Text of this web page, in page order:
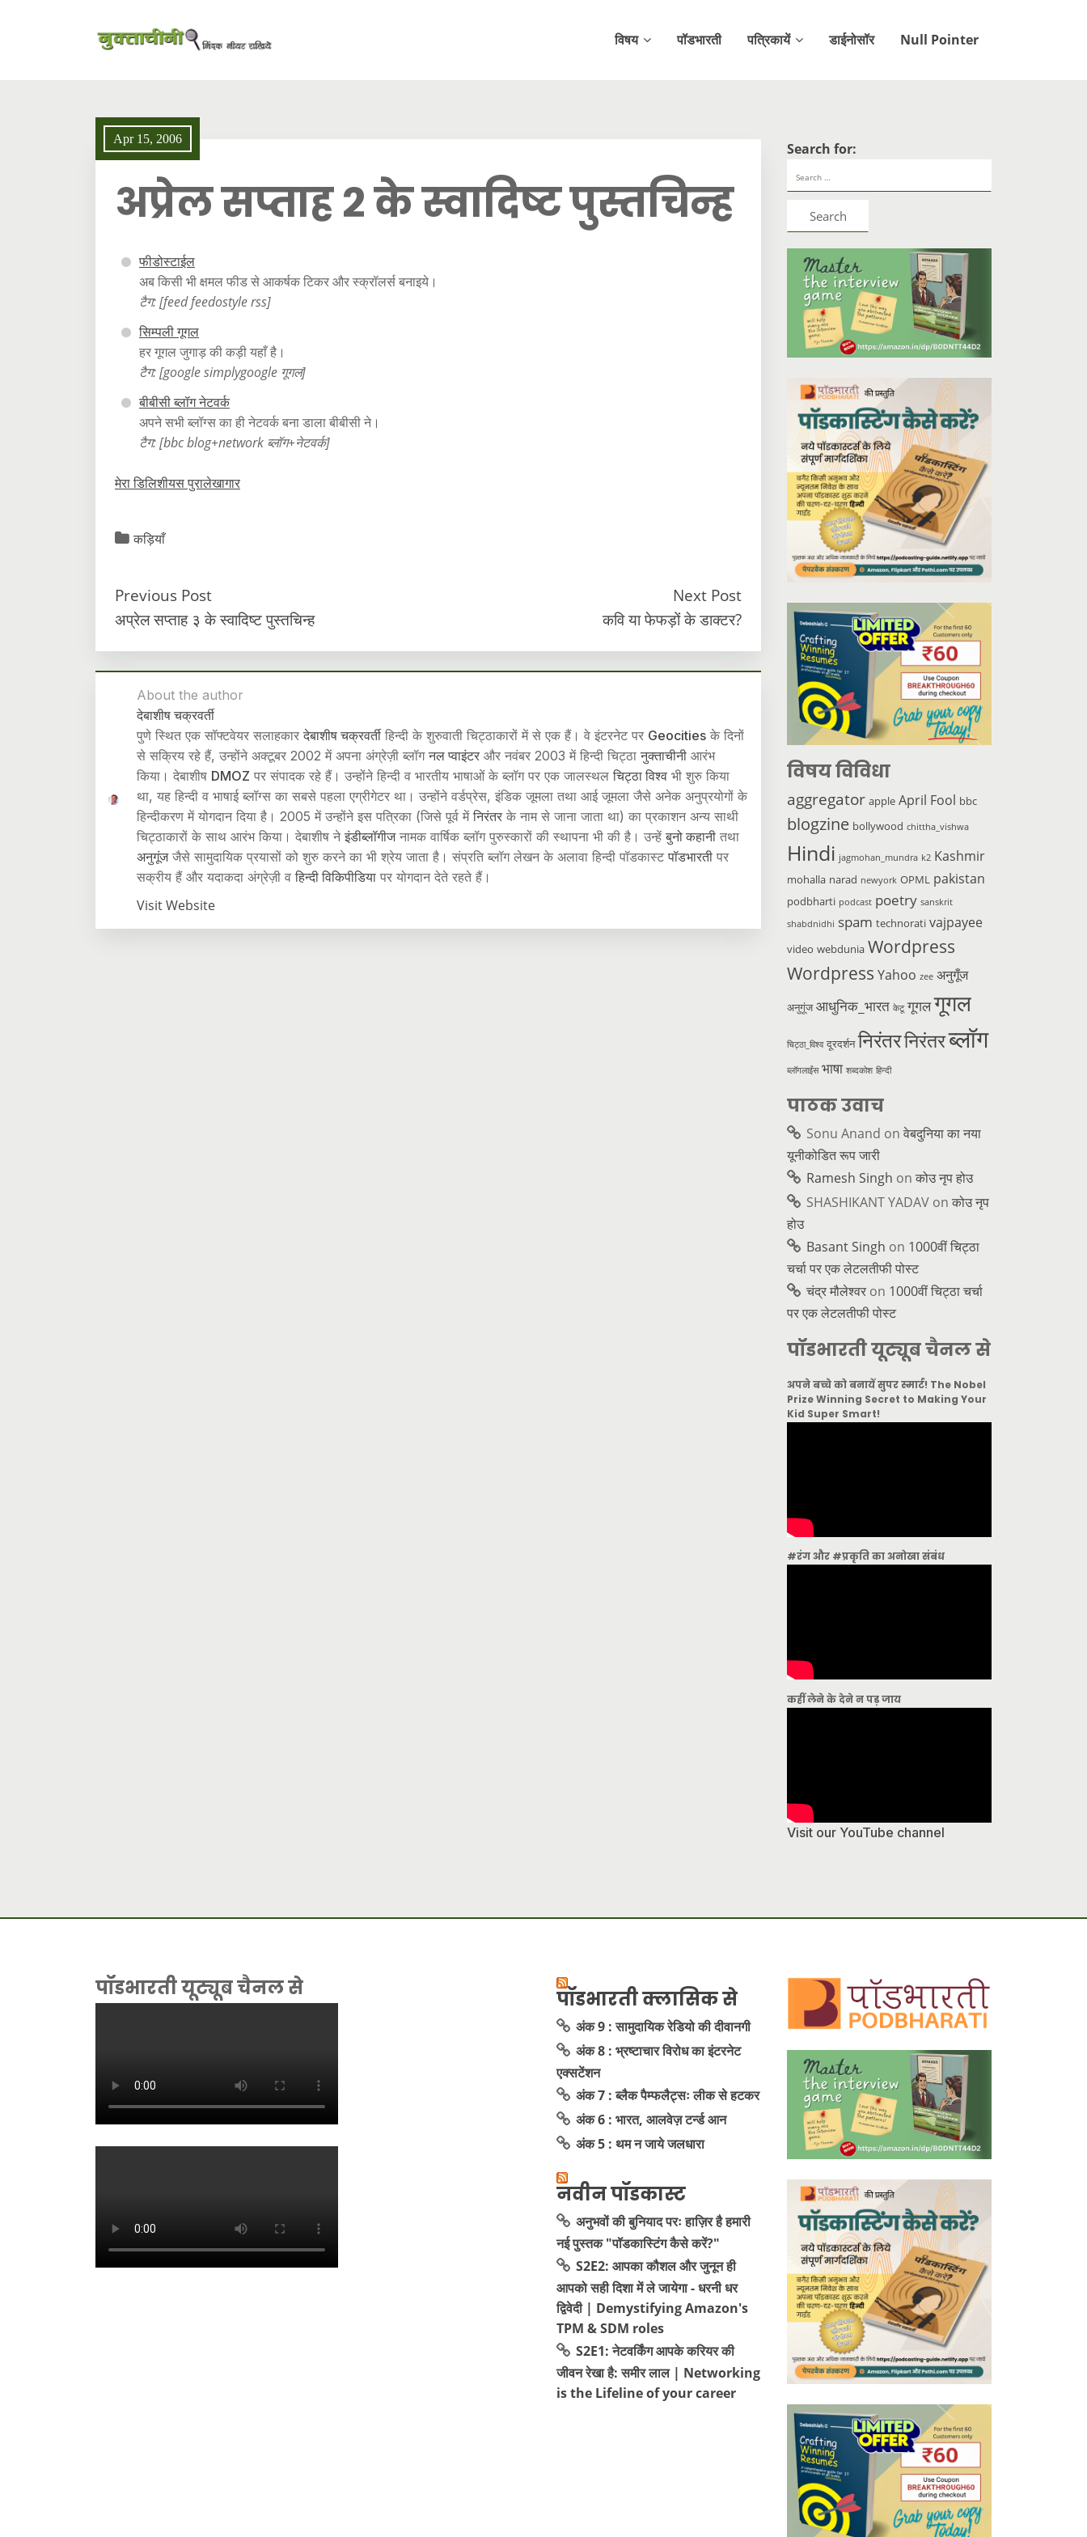
विषय पॉडभारती पत्रिकायें डाईनोसॉर Null Pointer
Apr 15, 2006
अप्रेल सप्ताह २ के स्वादिष्ट पुस्तचिन्ह
फीडोस्टाईल
अब किसी भी क्षमल फीड से आकर्षक टिकर और स्क्रॉलर्स बनाइये।
टैग: [feed feedostyle rss]
सिम्पली गूगल
हर गूगल जुगाड़ की कड़ी यहाँ है।
टैग: [google simplygoogle गूगल]
बीबीसी ब्लॉग नेटवर्क
अपने सभी ब्लॉग्स का ही नेटवर्क बना डाला बीबीसी ने।
टैग: [bbc blog+network ब्लॉग+नेटवर्क]
मेरा डिलिशीयस पुरालेखागार
कड़ियाँ
Previous Post
अप्रेल सप्ताह ३ के स्वादिष्ट पुस्तचिन्ह
Next Post
कवि या फेफड़ों के डाक्टर?
About the author
देबाशीष चक्रवर्ती
पुणे स्थित एक सॉफ्टवेयर सलाहकारदेबाशीष चक्रवर्ती हिन्दी के शुरुवाती चिट्ठाकारों में से एक हैं। वे इंटरनेट पर Geocities के दिनों
से सक्रिय रहे हैं, उन्होंने अक्टूबर 2002 में अपना अंग्रेज़ी ब्लॉगनल प्वाइंटर और नवंबर 2003 में हिन्दी चिट्ठानुक्ताचीनी आरंभ
किया। देबाशीष DMOZ पर संपादक रहे हैं। उन्होंने हिन्दी व भारतीय भाषाओं के ब्लॉग पर एक जालस्थलचिट्ठा विश्व भी शुरु किया
था, यह हिन्दी व भाषाई ब्लॉग्स का सबसे पहला एग्रीगेटर था। उन्होंने वर्डप्रेस, इंडिक जूमला तथा आई जूमला जैसे अनेक अनुप्रयोगों के
हिन्दीकरण में योगदान दिया है। 2005 में उन्होंने इस पत्रिका (जिसे पूर्व मेंनिरंतर के नाम से जाना जाता था) का प्रकाशन अन्य साथी
चिट्ठाकारों के साथ आरंभ किया। देबाशीष नेइंडीब्लॉगीजनामक वार्षिक ब्लॉग पुरुस्कारों की स्थापना भी की है। उन्हेंबुनो कहानी तथा
अनुगूंजजैसे सामुदायिक प्रयासों को शुरु करने का भी श्रेय जाता है। संप्रति ब्लॉग लेखन के अलावा हिन्दी पॉडकास्टपॉडभारती पर
सक्रीय हैं और यदाकदा अंग्रेज़ी वहिन्दी विकिपीडिया पर योगदान देते रहते हैं।
Visit Website
Search for:
विषय विविधा
aggregator apple April Fool bbc
blogzine bollywood chittha_vishwa
Hindi jagmohan_mundra k2 Kashmir
mohalla narad newyork OPML pakistan
podbharti podcast poetry sanskrit
shabdnidhi spam technorati vajpayee
video webdunia Wordpress
Wordpress Yahoo zee अनुगूँज
अनुगूंज आधुनिक_भारत केटू गूगलगूगल
चिट्ठा_विश्व दूरदर्शन निरंतरनिरंतरब्लॉग
ब्लॉगलाईंस भाषा शब्दकोश हिन्दी
पाठक उवाच
Sonu Anand on वेबदुनिया का नया
यूनीकोडित रूप जारी
Ramesh Singh on कोउ नृप होउ
SHASHIKANT YADAV on कोउ नृप
होउ
Basant Singh on 1000वीं चिट्ठा
चर्चा पर एक लेटलतीफी पोस्ट
चंद्र मौलेश्वर on 1000वीं चिट्ठा चर्चा
पर एक लेटलतीफी पोस्ट
पॉडभारती यूट्यूब चैनल से
अपने बच्चे को बनायें सुपर स्मार्ट! The Nobel
Prize Winning Secret to Making Your
Kid Super Smart!
#रंग और #प्रकृति का अनोखा संबंध
कहीं लेने के देने न पड़ जाय
Visit our YouTube channel
पॉडभारती यूट्यूब चैनल से पॉडभारती क्लासिक से
अंक 9 : सामुदायिक रेडियो की दीवानगी
अंक 8 : भ्रष्टाचार विरोध का इंटरनेट
एक्सटेंशन
अंक 7 : ब्लैक पैम्फलैट्सः लीक से हटकर
अंक 6 : भारत, आलवेज़ टर्न्ड आन
अंक 5 : थम न जाये जलधारा
नवीन पॉडकास्ट
अनुभवों की बुनियाद परः हाज़िर है हमारी
नई पुस्तक "पॉडकास्टिंग कैसे करें?"
S2E2: आपका कौशल और जुनून ही
आपको सही दिशा में ले जायेगा - धरनी धर
द्विवेदी | Demystifying Amazon's
TPM & SDM roles
S2E1: नेटवर्किंग आपके करियर की
जीवन रेखा है: समीर लाल | Networking
is the Lifeline of your career